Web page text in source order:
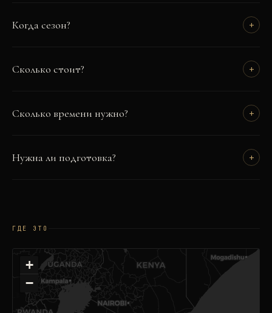
Когда сезон? +
Сколько стоит? +
Сколько времени нужно? +
Нужна ли подготовка? +
ГДЕ ЭТО
+
−